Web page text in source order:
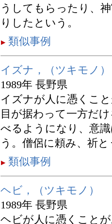
うしてもらったり、
りしたという。
類似事例
イズナ，（ツキモノ）
1989年 長野県
イズナが人に憑くこ
目が据わって一方だ
べるようになり、意
う。僧侶に頼み、祈
類似事例
ヘビ，（ツキモノ）
1989年 長野県
ヘビが人に憑くこと